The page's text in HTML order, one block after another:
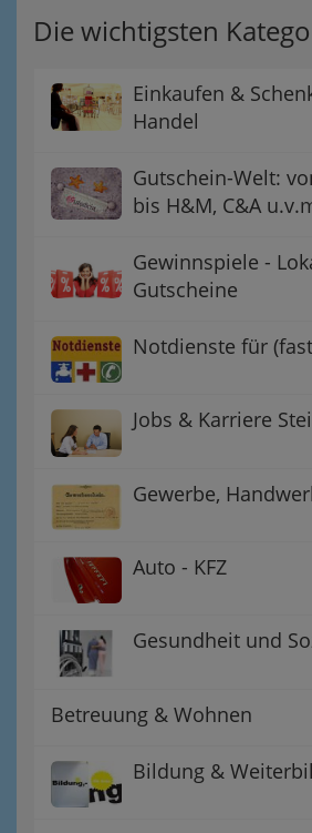
Die wichtigsten
Einkaufen &
Handel
Gutschein-Welt:
bis H&M, C&A
Gewinnspiele -
Gutscheine
Notdienste für
Jobs & Karriere
Gewerbe,
Auto - KFZ
Gesundheit und
Betreuung & Wohnen
Bildung &